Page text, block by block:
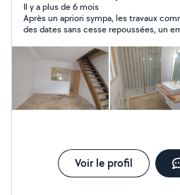
Il y a plus de 6 mois
Après un apriori sympa, les travaux
des dates sans cesse repoussées, un
oubliées, chantier sale, plus de
Voir le profil